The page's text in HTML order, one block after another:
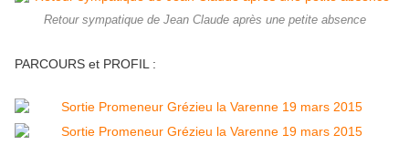
Retour sympatique de Jean Claude après une petite absence
PARCOURS et PROFIL :